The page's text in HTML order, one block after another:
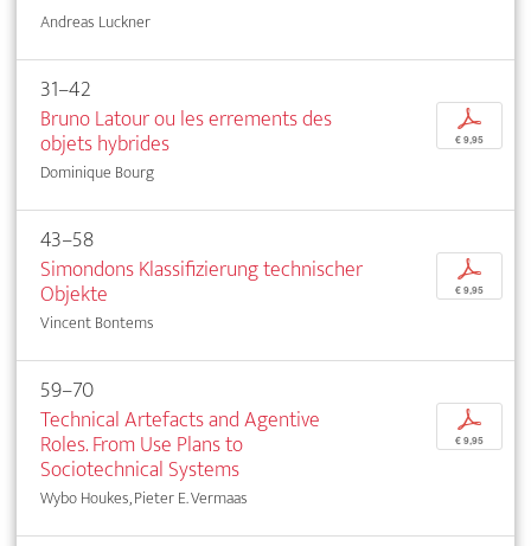
Andreas Luckner
31–42
Bruno Latour ou les errements des
objets hybrides
Dominique Bourg
p
€ 9,95
43–58
Simondons Klassifizierung technischer
Objekte
Vincent Bontems
p
€ 9,95
59–70
Technical Artefacts and Agentive
Roles. From Use Plans to
Sociotechnical Systems
Wybo Houkes, Pieter E. Vermaas
p
€ 9,95